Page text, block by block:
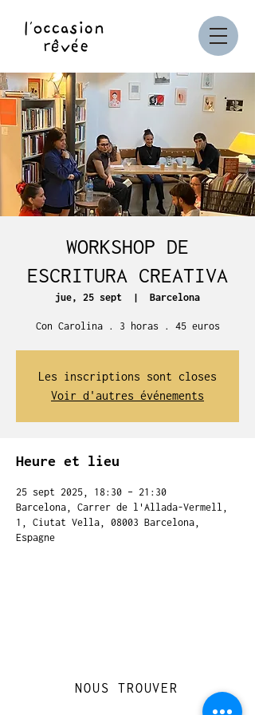
WORKSHOP DE
ESCRITURA CREATIVA
jue, 25 sept
  |
Barcelona
Con Carolina . 3 horas . 45 euros
Les inscriptions sont closes
Voir d'autres événements
Heure et lieu
25 sept 2025, 18:30 – 21:30
Barcelona, Carrer de l'Allada-Vermell,
1, Ciutat Vella, 08003 Barcelona,
Espagne
NOUS TROUVER